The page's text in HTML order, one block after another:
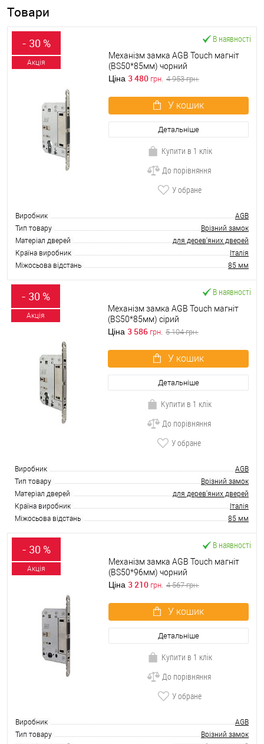
Товари
- 30 %
Акція
В наявності
Механізм замка AGB Touch магніт
(BS50*85мм) чорний
Ціна 3 480 грн. 4 953грн.
У кошик
Детальніше
Купити в 1 клік
До порівняння
У обране
Виробник
AGB
Тип товару
Врізний замок
Матеріал дверей
для дерев'яних дверей
Країна виробник
Італія
Міжосьова відстань
85 мм
- 30 %
Акція
В наявності
Механізм замка AGB Touch магніт
(BS50*85мм) сірий
Ціна 3 586 грн. 5 104грн.
У кошик
Детальніше
Купити в 1 клік
До порівняння
У обране
Виробник
AGB
Тип товару
Врізний замок
Матеріал дверей
для дерев'яних дверей
Країна виробник
Італія
Міжосьова відстань
85 мм
- 30 %
Акція
В наявності
Механізм замка AGB Touch магніт
(BS50*96мм) чорний
Ціна 3 210 грн. 4 567грн.
У кошик
Детальніше
Купити в 1 клік
До порівняння
У обране
Виробник
AGB
Тип товару
Врізний замок